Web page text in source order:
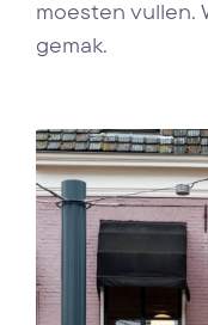
moesten vullen.
gemak.